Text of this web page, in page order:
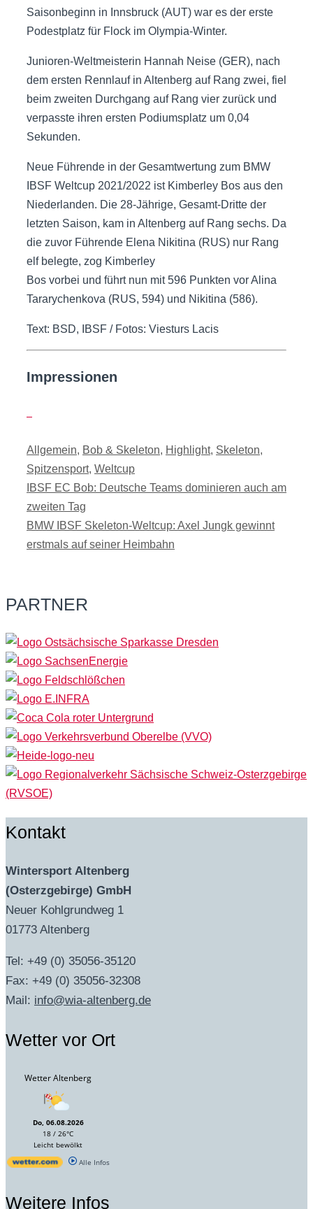
Saisonbeginn in Innsbruck (AUT) war es der erste
Podestplatz für Flock im Olympia-Winter.
Junioren-Weltmeisterin Hannah Neise (GER), nach
dem ersten Rennlauf in Altenberg auf Rang zwei, fiel
beim zweiten Durchgang auf Rang vier zurück und
verpasste ihren ersten Podiumsplatz um 0,04
Sekunden.
Neue Führende in der Gesamtwertung zum BMW
IBSF Weltcup 2021/2022 ist Kimberley Bos aus den
Niederlanden. Die 28-Jährige, Gesamt-Dritte der
letzten Saison, kam in Altenberg auf Rang sechs. Da
die zuvor Führende Elena Nikitina (RUS) nur Rang
elf belegte, zog Kimberley
Bos vorbei und führt nun mit 596 Punkten vor Alina
Tararychenkova (RUS, 594) und Nikitina (586).
Text: BSD, IBSF / Fotos: Viesturs Lacis
Impressionen
Kategorien
Allgemein, Bob & Skeleton, Highlight, Skeleton,
Spitzensport, Weltcup
IBSF EC Bob: Deutsche Teams dominieren auch am
zweiten Tag
BMW IBSF Skeleton-Weltcup: Axel Jungk gewinnt
erstmals auf seiner Heimbahn
PARTNER
Kontakt
Wintersport Altenberg
(Osterzgebirge) GmbH
Neuer Kohlgrundweg 1
01773 Altenberg
Tel: +49 (0) 35056-35120
Fax: +49 (0) 35056-32308
Mail: info@wia-altenberg.de
Wetter vor Ort
Wetter Altenberg
Do, 06.08.2026
18 / 26°C
Leicht bewölkt
Alle Infos
Weitere Infos